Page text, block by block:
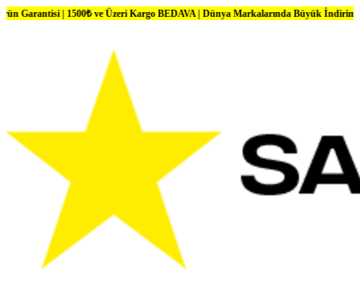
1500₺ ve Üzeri Kargo BEDAVA | Dünya Markalarında Büyük İndirimler